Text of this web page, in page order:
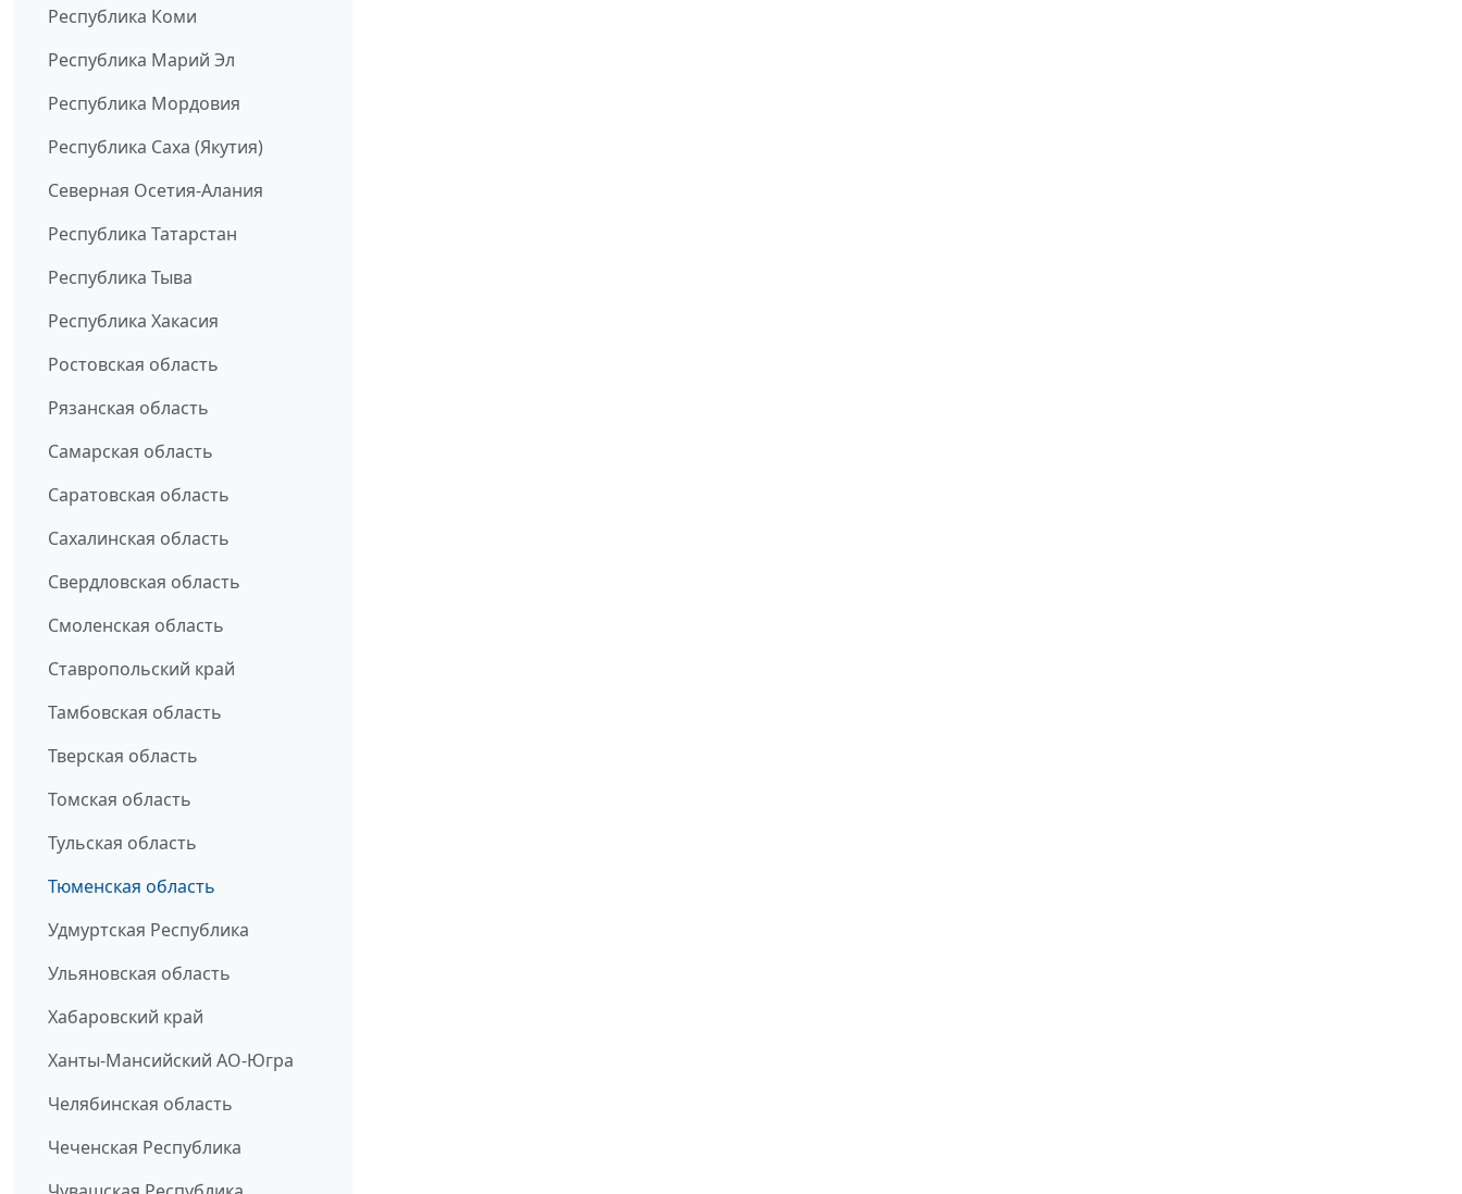
Республика Коми
Республика Марий Эл
Республика Мордовия
Республика Саха (Якутия)
Северная Осетия-Алания
Республика Татарстан
Республика Тыва
Республика Хакасия
Ростовская область
Рязанская область
Самарская область
Саратовская область
Сахалинская область
Свердловская область
Смоленская область
Ставропольский край
Тамбовская область
Тверская область
Томская область
Тульская область
Тюменская область
Удмуртская Республика
Ульяновская область
Хабаровский край
Ханты-Мансийский АО-Югра
Челябинская область
Чеченская Республика